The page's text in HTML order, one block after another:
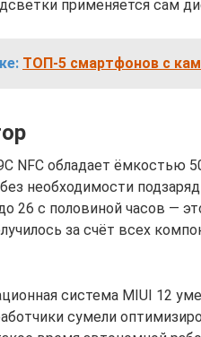
применяется сам
ТОП-5 смартфонов с
NFC обладает ёмкостью
необходимости
26 с половиной часов —
за счёт всех
система MIUI 12
сумели